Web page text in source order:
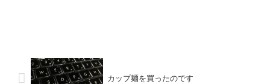
カップ麺を買ったのです